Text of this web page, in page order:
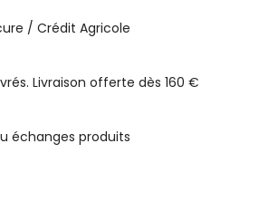
/ Crédit Agricole
Livraison offerte dès 160 €
échanges produits